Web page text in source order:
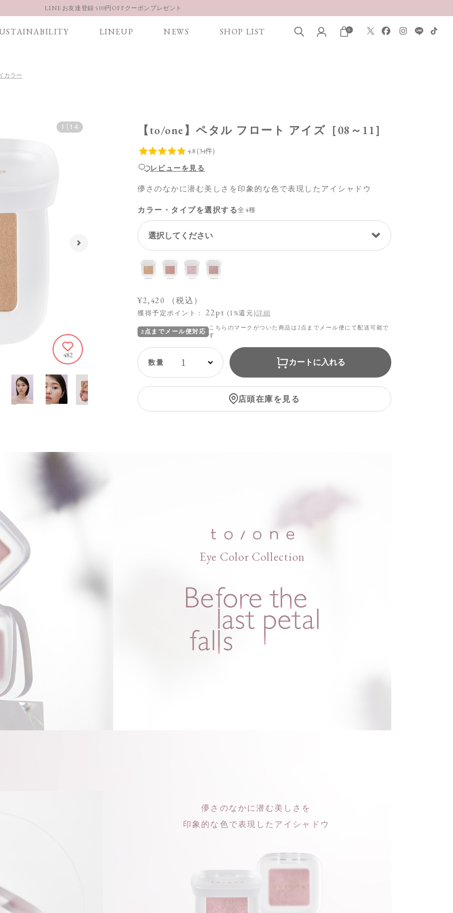
【重要】お盆期間中のお問い合わせと商品配送に関しまして
LINEUP NEWS SHOP LIST 0
カラー
1 14
482
【to/one】ペタル フロート アイズ［08～11］
レビューを見る
儚さのなかに潜む美しさを印象的な色で表現したアイシャドウ
カラー・タイプを選択する全4種
¥2,420 （税込）
獲得予定ポイント： 22pt (1%還元)詳細
2点までメール便対応 こちらのマークがついた商品は2点までメール便にて配送可能で
す
1 カートに入れる
店頭在庫を見る
Eye Color Collection
儚さのなかに潜む美しさを
印象的な色で表現したアイシャドウ